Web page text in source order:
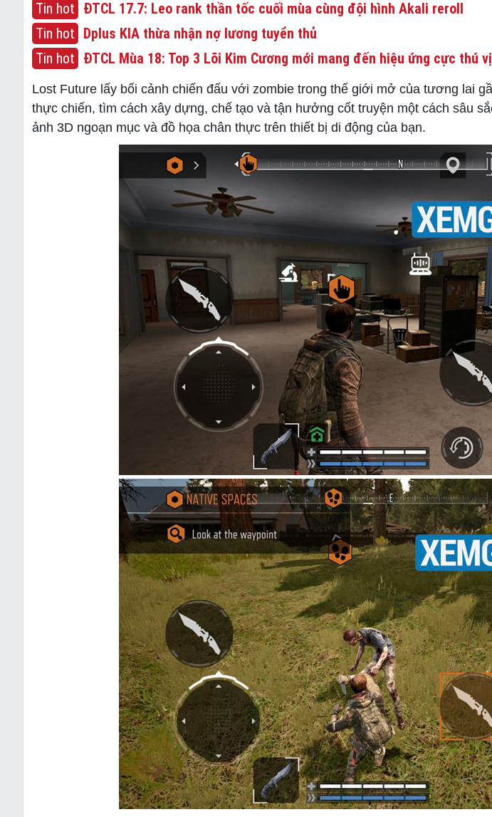
Tin hot ĐTCL 17.7: Leo rank thần tốc cuối mùa cùng đội hình Akali reroll
Tin hot Dplus KIA thừa nhận nợ lương tuyển thủ
Tin hot ĐTCL Mùa 18: Top 3 Lõi Kim Cương mới mang đến hiệu ứng cực thú vị
Lost Future lấy bối cảnh chiến đấu với zombie trong thế giới mở của tương lai
thực chiến, tìm cách xây dựng, chế tạo và tận hưởng cốt truyện một cách sâu
ảnh 3D ngoạn mục và đồ họa chân thực trên thiết bị di động của bạn.